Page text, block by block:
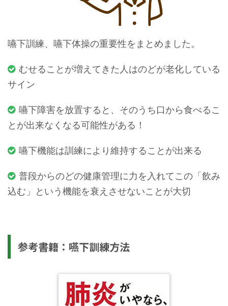
嚥下訓練、嚥下体操の重要性をまとめました。
むせることが増えてきた人はのどが老化している
サイン
嚥下障害を放置すると、そのうち口から食べるこ
とが出来なくなる可能性がある！
嚥下機能は訓練により維持することが出来る
普段からのどの健康管理に力を入れてこの「飲み
込む」という機能を衰えさせないことが大切
参考書籍：嚥下訓練方法